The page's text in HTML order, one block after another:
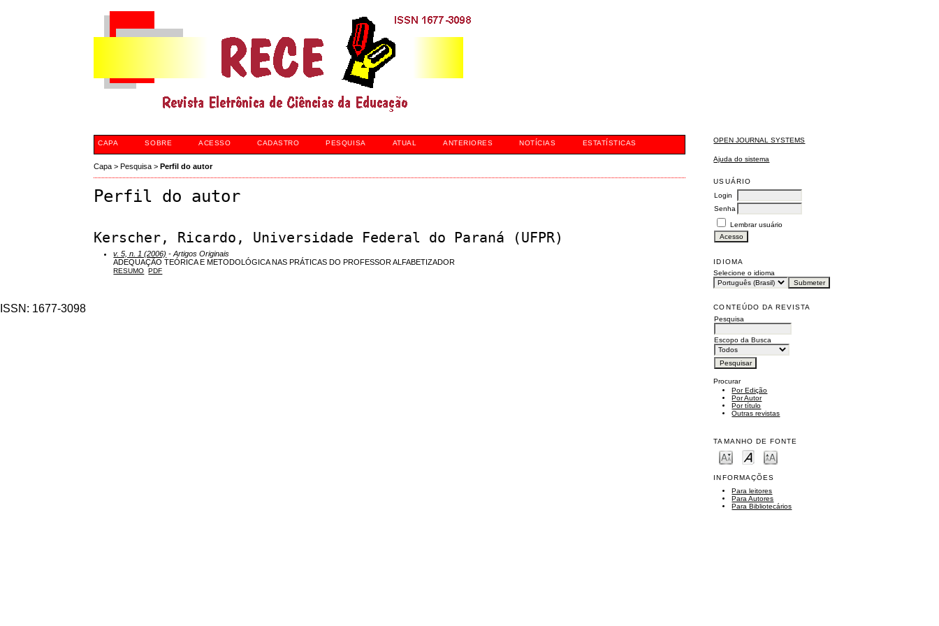
OPEN JOURNAL SYSTEMS
Ajuda do sistema
USUÁRIO
Login
Senha
Lembrar usuário
IDIOMA
Selecione o idioma
CONTEÚDO DA REVISTA
Pesquisa
Escopo da Busca
Procurar
Por Edição
Por Autor
Por título
Outras revistas
TAMANHO DE FONTE
INFORMAÇÕES
Para leitores
Para Autores
Para Bibliotecários
CAPA SOBRE ACESSO CADASTRO PESQUISA ATUAL ANTERIORES NOTÍCIAS ESTATÍSTICAS
Capa >Pesquisa >Perfil do autor
Perfil do autor
Kerscher, Ricardo, Universidade Federal do Paraná (UFPR)
v. 5, n. 1 (2006) - Artigos Originais
ADEQUAÇÃO TEÓRICA E METODOLÓGICA NAS PRÁTICAS DO PROFESSOR ALFABETIZADOR
RESUMO PDF
ISSN: 1677-3098